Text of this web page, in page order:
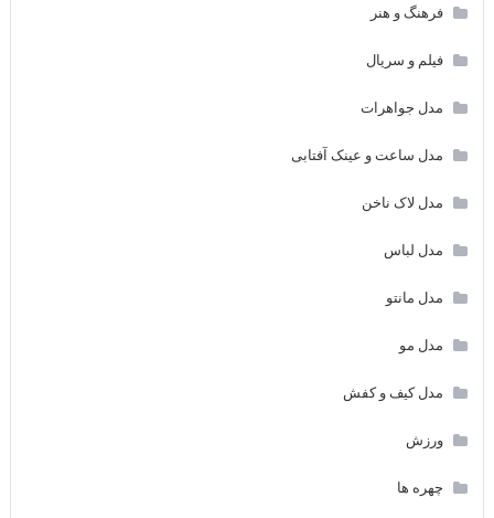
فرهنگ و هنر
فیلم و سریال
مدل جواهرات
مدل ساعت و عینک آفتابی
مدل لاک ناخن
مدل لباس
مدل مانتو
مدل مو
مدل کیف و کفش
ورزش
چهره ها